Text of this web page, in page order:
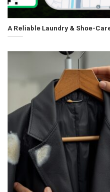
A Reliable Laundry & Shoe-